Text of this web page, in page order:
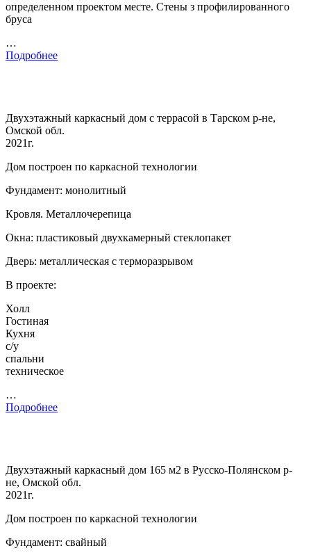
определенном проектом месте. Стены з профилированного
бруса
…
Подробнее
Двухэтажный каркасный дом с террасой в Тарском р-не,
Омской обл.
2021г.
Дом построен по каркасной технологии
Фундамент: монолитный
Кровля. Металлочерепица
Окна: пластиковый двухкамерный стеклопакет
Дверь: металлическая с терморазрывом
В проекте:
Холл
Гостиная
Кухня
с/у
спальни
техническое
…
Подробнее
Двухэтажный каркасный дом 165 м2 в Русско-Полянском р-
не, Омской обл.
2021г.
Дом построен по каркасной технологии
Фундамент: свайный